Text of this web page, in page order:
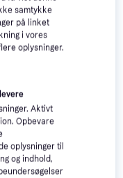
Viscose Trunks -
Royale
Materiale:
Lycra/Spandex, Bomuld,
Jersey, Viskose
175 kr.
af 33 kr.
samtykke
på linket
i vores
oplysninger.
Aktivt
Opbevare
oplysninger til
og indhold,